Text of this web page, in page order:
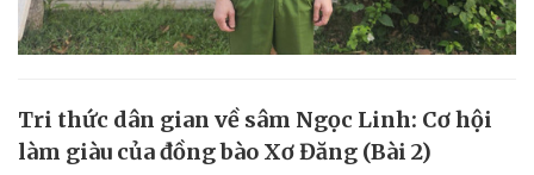
Tri thức dân gian về sâm Ngọc Linh: Cơ hội
làm giàu của đồng bào Xơ Đăng (Bài 2)